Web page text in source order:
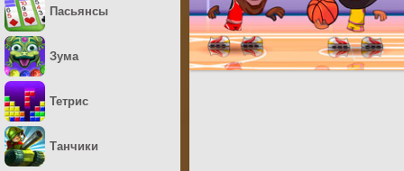
Пасьянсы
Зума
Тетрис
Танчики